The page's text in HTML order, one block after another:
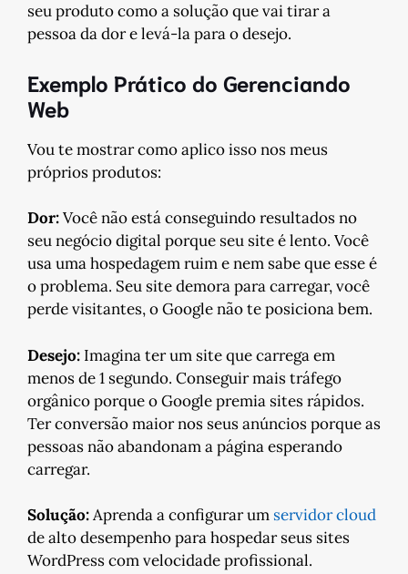
seu produto como a solução que vai tirar a
pessoa da dor e levá-la para o desejo.
Exemplo Prático do Gerenciando
Web
Vou te mostrar como aplico isso nos meus
próprios produtos:
Dor:Você não está conseguindo resultados no
seu negócio digital porque seu site é lento. Você
usa uma hospedagem ruim e nem sabe que esse é
o problema. Seu site demora para carregar, você
perde visitantes, o Google não te posiciona bem.
Desejo: Imagina ter um site que carrega em
menos de 1 segundo. Conseguir mais tráfego
orgânico porque o Google premia sites rápidos.
Ter conversão maior nos seus anúncios porque as
pessoas não abandonam a página esperando
carregar.
Solução:Aprenda a configurar um servidor cloud
de alto desempenho para hospedar seus sites
WordPress com velocidade profissional.